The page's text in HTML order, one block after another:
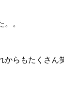
。
らもたくさ